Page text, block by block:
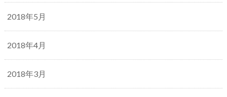
2018年5月
2018年4月
2018年3月